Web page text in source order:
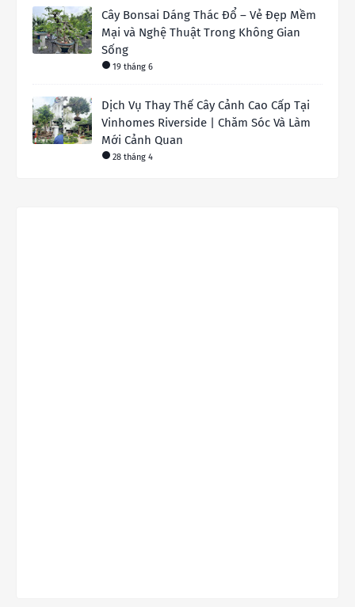
Cây Bonsai Dáng Thác Đổ – Vẻ Đẹp Mềm
Mại và Nghệ Thuật Trong Không Gian
Sống
19 tháng 6
Dịch Vụ Thay Thế Cây Cảnh Cao Cấp Tại
Vinhomes Riverside | Chăm Sóc Và Làm
Mới Cảnh Quan
28 tháng 4